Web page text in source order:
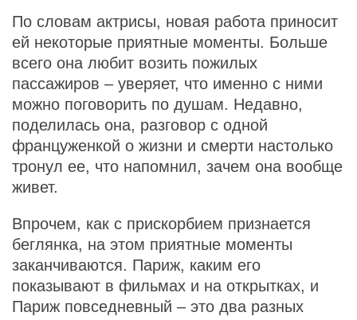
По словам актрисы, новая работа приносит
ей некоторые приятные моменты. Больше
всего она любит возить пожилых
пассажиров – уверяет, что именно с ними
можно поговорить по душам. Недавно,
поделилась она, разговор с одной
француженкой о жизни и смерти настолько
тронул ее, что напомнил, зачем она вообще
живет.
Впрочем, как с прискорбием признается
беглянка, на этом приятные моменты
заканчиваются. Париж, каким его
показывают в фильмах и на открытках, и
Париж повседневный – это два разных